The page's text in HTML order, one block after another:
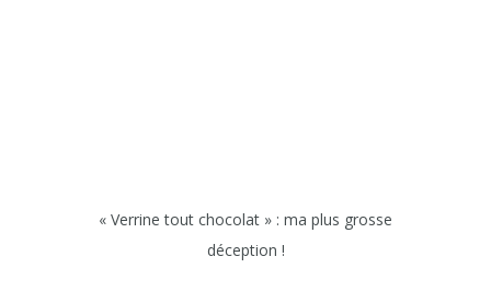
« Verrine tout chocolat » : ma plus grosse
déception !